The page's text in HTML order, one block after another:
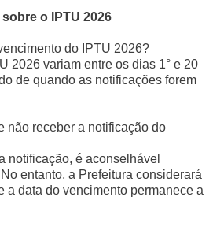
o IPTU 2026
do IPTU 2026?
2026 variam entre os dias 1° e 20
de quando as notificações forem
não receber a notificação do
notificação, é aconselhável
entanto, a Prefeitura considerará
a data do vencimento permanece a